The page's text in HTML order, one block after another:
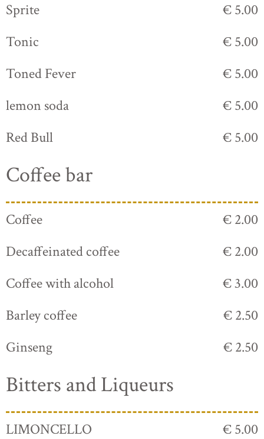
Sprite
€ 5.00
Tonic
€ 5.00
Toned Fever
€ 5.00
lemon soda
€ 5.00
Red Bull
€ 5.00
Coffee bar
Coffee
€ 2.00
Decaffeinated coffee
€ 2.00
Coffee with alcohol
€ 3.00
Barley coffee
€ 2.50
Ginseng
€ 2.50
Bitters and Liqueurs
LIMONCELLO € 5.00